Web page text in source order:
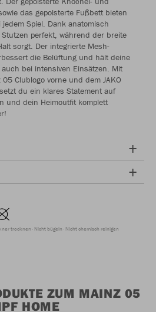
das gepolsterte Fußbett bieten
Spiel. Dank anatomisch
perfekt, während der breite
sorgt. Der integrierte Mesh-
die Belüftung und hält deine
bei intensiven Einsätzen. Mit
Clublogo vorne und dem JAKO
du ein klares Statement auf
und dein Heimoutfit komplett
trocknen Nicht bügeln Nicht chemisch reinigen
ZUM MAINZ 05
HOME